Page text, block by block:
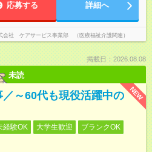
応募する 詳細へ
会社 ケアサービス事業部 （医療福祉介護関連）
掲載日：2026.08.08
未読
NEW
～60代も現役活躍中の
経験OK 大学生歓迎
ブランクOK